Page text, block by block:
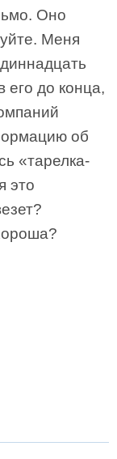
Оно
Меня
его до конца,
об
«тарелка-
это